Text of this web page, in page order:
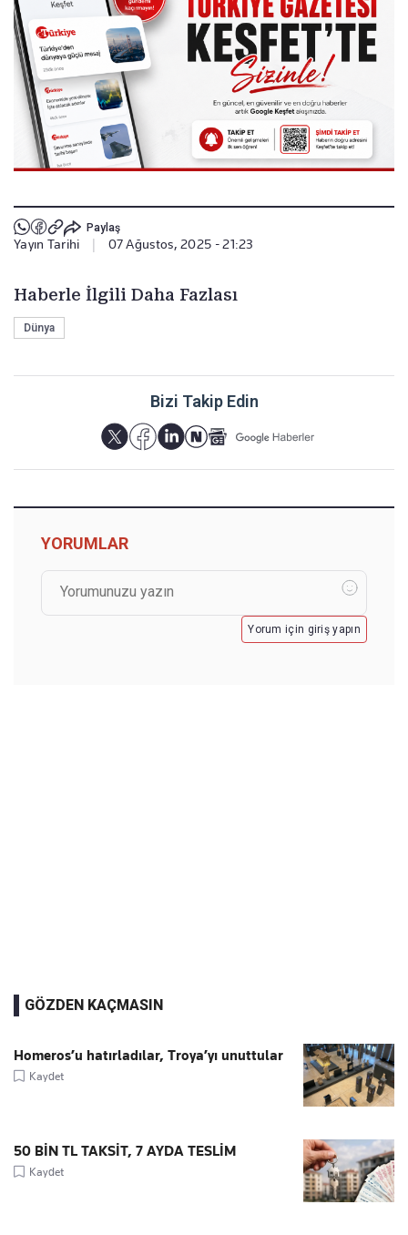
Paylaş
Yayın Tarihi 07 Ağustos, 2025 - 21:23
Haberle İlgili Daha Fazlası
Dünya
Bizi Takip Edin
YORUMLAR
Yorum için giriş yapın
GÖZDEN KAÇMASIN
Homeros’u hatırladılar, Troya’yı unuttular
Kaydet
50 BİN TL TAKSİT, 7 AYDA TESLİM
Kaydet